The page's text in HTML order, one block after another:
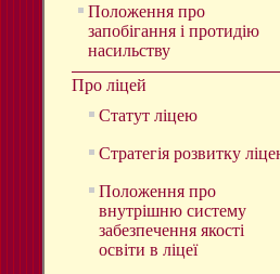
Положення про
запобігання і протидію
насильству
Про ліцей
Статут ліцею
Стратегія розвитку
Положення про
внутрішню систему
забезпечення якості
освіти в ліцеї